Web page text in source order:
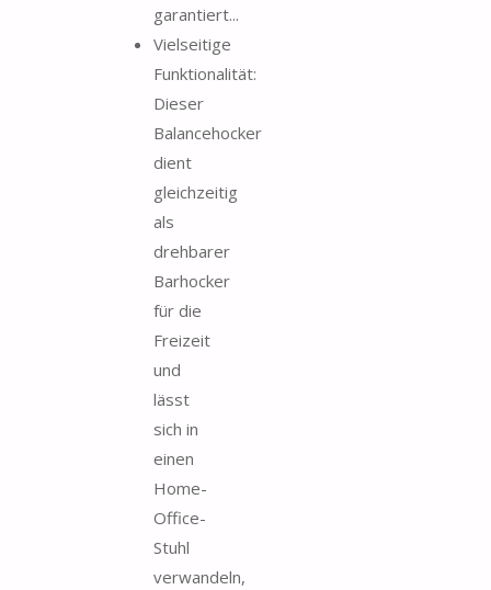
garantiert...
Vielseitige
Funktionalität:
Dieser
Balancehocker
dient
gleichzeitig
als
drehbarer
Barhocker
für die
Freizeit
und
lässt
sich in
einen
Home-
Office-
Stuhl
verwandeln,